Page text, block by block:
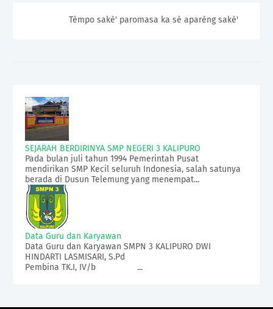
Tèmpo sakè' paromasa ka sè aparèng sakè'
SEJARAH BERDIRINYA SMP NEGERI 3 KALIPURO
Pada bulan juli tahun 1994 Pemerintah Pusat
mendirikan SMP Kecil seluruh Indonesia, salah satunya
berada di Dusun Telemung yang menempat...
Data Guru dan Karyawan
Data Guru dan Karyawan SMPN 3 KALIPURO DWI
HINDARTI LASMISARI, S.Pd
Pembina TK.I, IV/b ...